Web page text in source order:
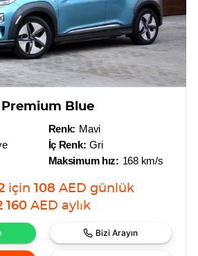
Premium Blue
Renk: Mavi
İç Renk: Gri
Maksimum hız: 168 km/s
için 108 AED günlük
160 AED aylık
Bizi Arayın